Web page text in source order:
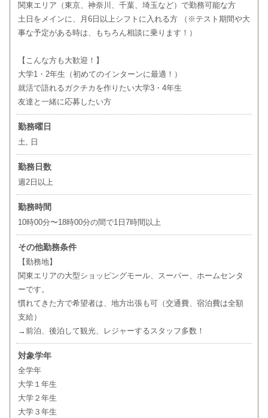
関東エリア（東京、神奈川、千葉、埼玉など）で勤務可能な方
土日をメインに、月6日以上シフトに入れる方 （※テスト期間や大
事な予定がある時は、もちろん相談に乗ります！）
【こんな方も大歓迎！】
大学1・2年生（初めてのインターンに最適！）
就活で語れるガクチカを作りたい大学3・4年生
友達と一緒に応募したい方
勤務曜日
土, 日
勤務日数
週2日以上
勤務時間
10時00分〜18時00分の間で1日7時間以上
その他勤務条件
【勤務地】
関東エリアの大型ショッピングモール、スーパー、ホームセンタ
ーです。
慣れてきた方で希望者は、地方出張も可（交通費、宿泊費は全額
支給）
→前泊、後泊して観光、レジャーするスタッフ多数！
対象学年
全学年
大学１年生
大学２年生
大学３年生